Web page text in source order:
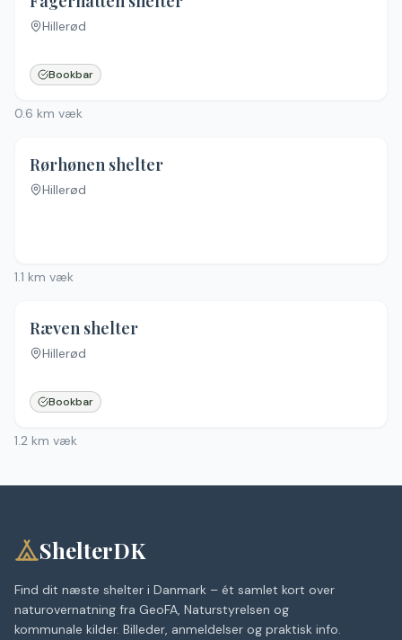
Hillerød
Bookbar
0.6 km væk
Rørhønen shelter
Hillerød
1.1 km væk
Ræven shelter
Hillerød
Bookbar
1.2 km væk
ShelterDK
Find dit næste shelter i Danmark – ét samlet kort over
naturovernatning fra GeoFA, Naturstyrelsen og
kommunale kilder. Billeder, anmeldelser og praktisk info.